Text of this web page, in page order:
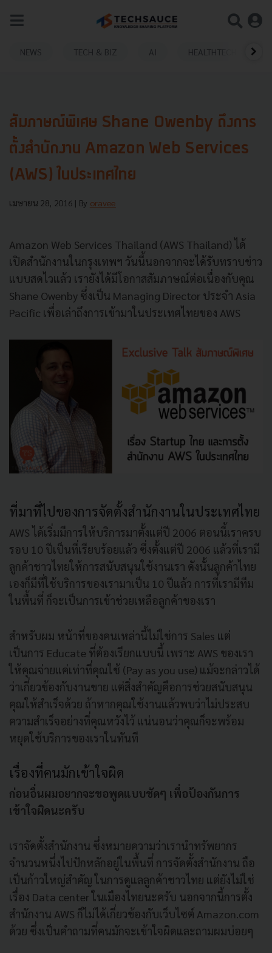
NEWS TECH & BIZ AI HEALTHTECH
สัมภาษณ์พิเศษ Shane Owenby ถึงการ
ตั้งสำนักงาน Amazon Web Services
(AWS) ในประเทศไทย
เมษายน 28, 2016 | By oravee
Amazon Web Services Thailand (AWS Thailand) ได้
เปิดสำนักงานในกรุงเทพฯ วันนี้นอกจากจะได้รับทราบข่าว
แบบสดไวแล้ว เรายังได้มีโอกาสสัมภาษณ์ต่อเนื่องกับคุณ
Shane Owenby ซึ่งเป็น Managing Director ประจำ Asia
Pacific เพื่อเล่าถึงการเข้ามาในประเทศไทยของ AWS
ที่มาที่ไปของการจัดตั้งสำนักงานในประเทศไทย
AWS ได้เริ่มมีการให้บริการมาตั้งแต่ปี 2006 ตอนนี้เราครบ
รอบ 10 ปีเป็นที่เรียบร้อยแล้ว ซึ่งตั้งแต่ปี 2006 แล้วที่เรามี
ลูกค้าชาวไทยให้การสนับสนุนใช้งานเรา ดังนั้นลูกค้าไทย
เองก็มีที่ใช้บริการของเรามาเป็น 10 ปีแล้ว การที่เรามีทีม
ในพื้นที่ ก็จะเป็นการเข้าช่วยเหลือลูกค้าของเรา
สำหรับผม หน้าที่ของคนเหล่านี้ไม่ใช่การ Sales แต่
เป็นการ Educate ที่ต้องเรียกแบบนี้ เพราะ AWS ของเรา
ให้คุณจ่ายแค่เท่าที่คุณใช้ (Pay as you use) แม้จะกล่าวได้
ว่าเกี่ยวข้องกับงานขาย แต่สิ่งสำคัญคือการช่วยสนับสนุน
คุณให้สำเร็จด้วย ถ้าหากคุณใช้งานแล้วพบว่าไม่ประสบ
ความสำเร็จอย่างที่คุณหวังไว้ แน่นอนว่าคุณก็จะพร้อม
หยุดใช้บริการของเราในทันที
เรื่องที่คนมักเข้าใจผิด
ก่อนอื่นผมอยากจะขอพูดแบบชัดๆ เพื่อป้องกันการ
เข้าใจผิดนะครับ
เราจัดตั้งสำนักงาน ซึ่งหมายความว่าเรานำทรัพยากร
จำนวนหนึ่งไปปักหลักอยู่ในพื้นที่ การจัดตั้งสำนักงาน ถือ
เป็นก้าวใหญ่สำคัญ ในการดูแลลูกค้าชาวไทย แต่ยังไม่ใช่
เรื่อง Data center ในเมืองไทยนะครับ นอกจากนี้การตั้ง
สำนักงาน AWS ก็ไม่ได้เกี่ยวข้องกับเว็บไซต์ Amazon.com
ด้วย ซึ่งเป็นคำถามที่คนมักจะเข้าใจผิดและถามผมบ่อยๆ